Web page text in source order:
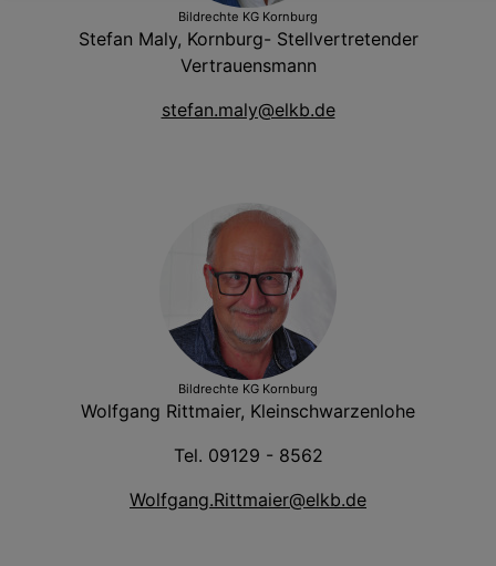
Bildrechte KG Kornburg
Stefan Maly, Kornburg- Stellvertretender
Vertrauensmann
stefan.maly@elkb.de
Bildrechte KG Kornburg
Wolfgang Rittmaier, Kleinschwarzenlohe
Tel. 09129 - 8562
Wolfgang.Rittmaier@elkb.de